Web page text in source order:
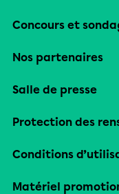
Concours et
Nos partenaires
Salle de presse
Protection des
Conditions
Matériel